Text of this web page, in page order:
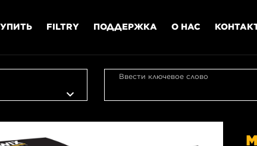
FILTRY ПОДДЕРЖКА О НАС
Ввести ключевое слово